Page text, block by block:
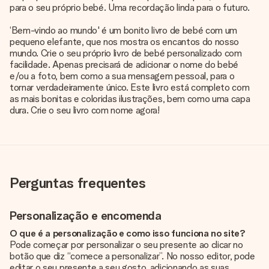
para o seu próprio bebé. Uma recordação linda para o futuro.
‘Bem-vindo ao mundo' é um bonito livro de bebé com um
pequeno elefante, que nos mostra os encantos do nosso
mundo. Crie o seu próprio livro de bebé personalizado com
facilidade. Apenas precisará de adicionar o nome do bebé
e/ou a foto, bem como a sua mensagem pessoal, para o
tornar verdadeiramente único. Este livro está completo com
as mais bonitas e coloridas ilustrações, bem como uma capa
dura. Crie o seu livro com nome agora!
Perguntas frequentes
Personalização e encomenda
O que é a personalização e como isso funciona no site?
Pode começar por personalizar o seu presente ao clicar no
botão que diz “comece a personalizar”. No nosso editor, pode